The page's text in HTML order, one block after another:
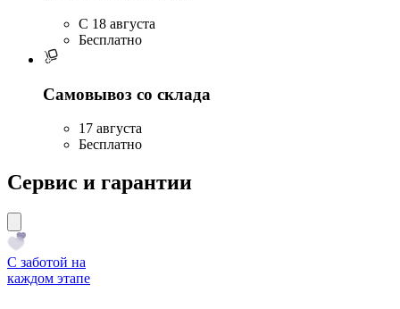
C 18 августа
Бесплатно
Самовывоз со склада
17 августа
Бесплатно
Сервис и гарантии
С заботой на
каждом этапе